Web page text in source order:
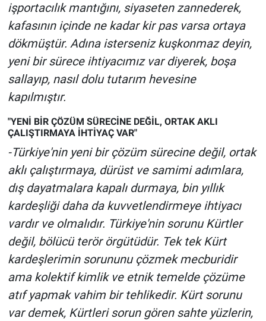
işportacılık mantığını, siyaseten zannederek,
kafasının içinde ne kadar kir pas varsa ortaya
dökmüştür. Adına isterseniz kuşkonmaz deyin,
yeni bir sürece ihtiyacımız var diyerek, boşa
sallayıp, nasıl dolu tutarım hevesine
kapılmıştır.
"YENİ BİR ÇÖZÜM SÜRECİNE DEĞİL, ORTAK AKLI
ÇALIŞTIRMAYA İHTİYAÇ VAR"
-Türkiye'nin yeni bir çözüm sürecine değil, ortak
aklı çalıştırmaya, dürüst ve samimi adımlara,
dış dayatmalara kapalı durmaya, bin yıllık
kardeşliği daha da kuvvetlendirmeye ihtiyacı
vardır ve olmalıdır. Türkiye'nin sorunu Kürtler
değil, bölücü terör örgütüdür. Tek tek Kürt
kardeşlerimin sorununu çözmek mecburidir
ama kolektif kimlik ve etnik temelde çözüme
atıf yapmak vahim bir tehlikedir. Kürt sorunu
var demek, Kürtleri sorun gören sahte yüzlerin,
Yerel Gündem
Yerel Yaşam
Canlı Yayın